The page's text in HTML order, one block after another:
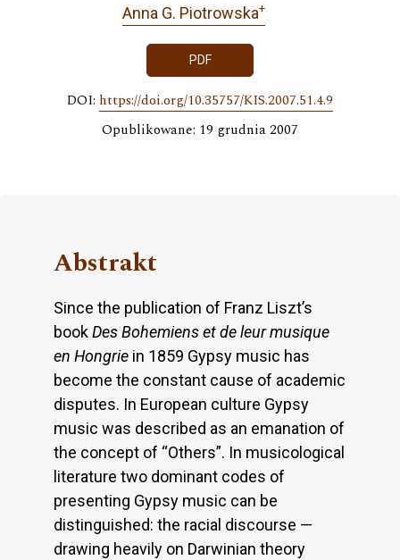
Anna G. Piotrowska+
PDF
DOI: https://doi.org/10.35757/KIS.2007.51.4.9
Opublikowane: 19 grudnia 2007
Abstrakt
Since the publication of Franz Liszt’s
bookDes Bohemiens et de leur musique
en Hongrie in 1859 Gypsy music has
become the constant cause of academic
disputes. In European culture Gypsy
music was described as an emanation of
the concept of “Others”. In musicological
literature two dominant codes of
presenting Gypsy music can be
distinguished: the racial discourse —
drawing heavily on Darwinian theory